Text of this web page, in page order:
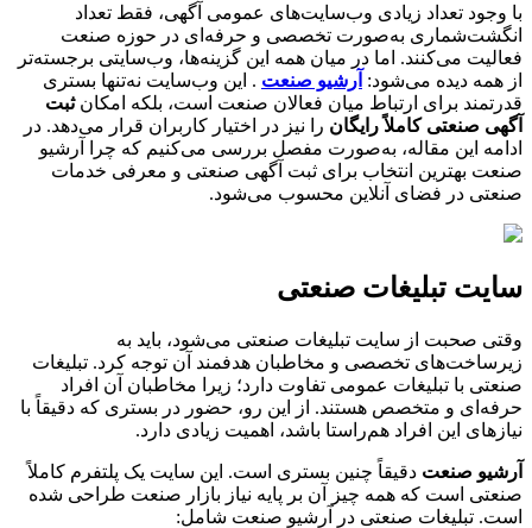
با وجود تعداد زیادی وب‌سایت‌های عمومی آگهی، فقط تعداد
انگشت‌شماری به‌صورت تخصصی و حرفه‌ای در حوزه صنعت
فعالیت می‌کنند. اما در میان همه این گزینه‌ها، وب‌سایتی برجسته‌تر
از همه دیده می‌شود: آرشیو صنعت . این وب‌سایت نه‌تنها بستری
قدرتمند برای ارتباط میان فعالان صنعت است، بلکه امکانثبت
آگهی صنعتی کاملاً رایگان را نیز در اختیار کاربران قرار می‌دهد. در
ادامه این مقاله، به‌صورت مفصل بررسی می‌کنیم که چرا آرشیو
صنعت بهترین انتخاب برای ثبت آگهی صنعتی و معرفی خدمات
صنعتی در فضای آنلاین محسوب می‌شود.
سایت تبلیغات صنعتی
وقتی صحبت از سایت تبلیغات صنعتی می‌شود، باید به
زیرساخت‌های تخصصی و مخاطبان هدفمند آن توجه کرد. تبلیغات
صنعتی با تبلیغات عمومی تفاوت دارد؛ زیرا مخاطبان آن افراد
حرفه‌ای و متخصص هستند. از این رو، حضور در بستری که دقیقاً با
نیازهای این افراد هم‌راستا باشد، اهمیت زیادی دارد.
آرشیو صنعت دقیقاً چنین بستری است. این سایت یک پلتفرم کاملاً
صنعتی است که همه چیز آن بر پایه نیاز بازار صنعت طراحی شده
است. تبلیغات صنعتی در آرشیو صنعت شامل: